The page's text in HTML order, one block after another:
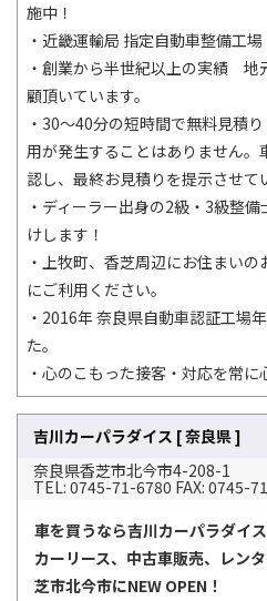
施中！
・近畿運輸局 指定自動車整備工場
・創業から半世紀以上の実績 地
顧頂いています。
・30～40分の短時間で無料見積
用が発生することはありません
認し、最終お見積りを提示させて
・ディーラー出身の2級・3級整
けします！
・上牧町、香芝周辺にお住まい
にご利用ください。
・2016年 奈良県自動車認証工場
た。
・心のこもった接客・対応を常に
吉川カーパラダイス [ 奈良県 ]
奈良県香芝市北今市4-208-1
TEL: 0745-71-6780 FAX: 0745-
車を買うなら吉川カーパラダイス
カーリース、中古車販売、レン
芝市北今市にNEW OPEN！